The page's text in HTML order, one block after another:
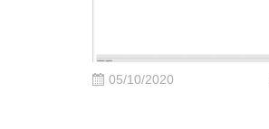
05/10/2020